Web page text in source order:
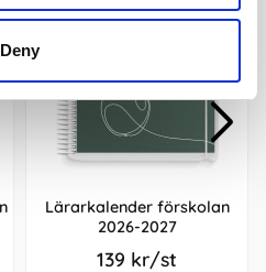
Deny
Lärarkalender förskolan
2026-2027
139 kr/st